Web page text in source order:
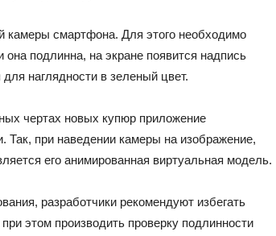
камеры смартфона. Для этого необходимо
подлинна, на экране появится надпись
наглядности в зеленый цвет.
чертах новых купюр приложение
Так, при наведении камеры на изображение,
его анимированная виртуальная модель.
разработчики рекомендуют избегать
этом производить проверку подлинности